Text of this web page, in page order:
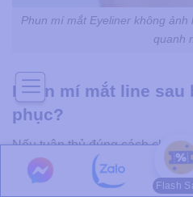
Phun mí mắt Eyeliner không
quanh
Phun mí mắt line sau
phục?
Nếu tuân thủ đúng cách chăm
thấy rõ sự xuất hiện của
mảnh mà không cần phải chịu
Flash